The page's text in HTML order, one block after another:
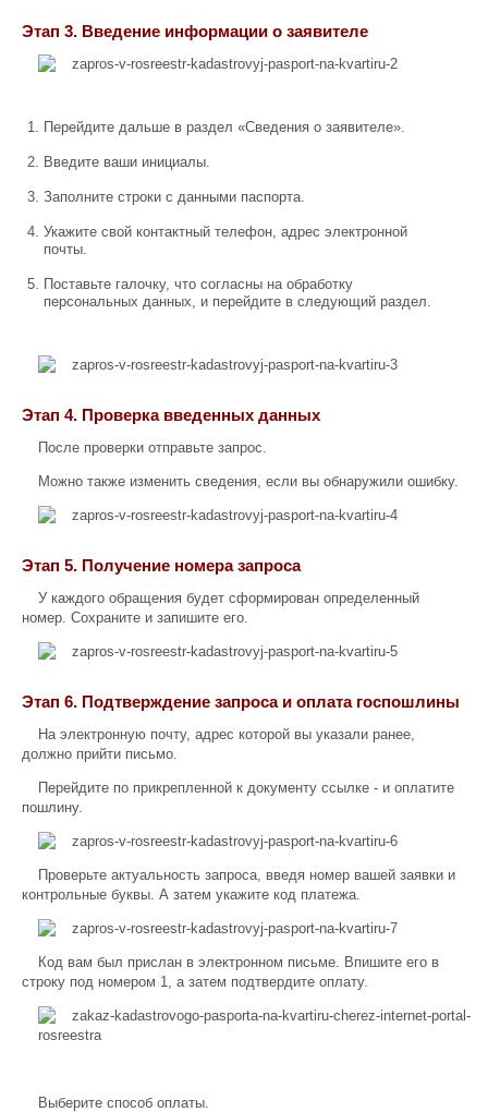
Этап 3. Введение информации о заявителе
Перейдите дальше в раздел «Сведения о заявителе».
Введите ваши инициалы.
Заполните строки с данными паспорта.
Укажите свой контактный телефон, адрес электронной
почты.
Поставьте галочку, что согласны на обработку
персональных данных, и перейдите в следующий раздел.
Этап 4. Проверка введенных данных
После проверки отправьте запрос.
Можно также изменить сведения, если вы обнаружили ошибку.
Этап 5. Получение номера запроса
У каждого обращения будет сформирован определенный
номер. Сохраните и запишите его.
Этап 6. Подтверждение запроса и оплата госпошлины
На электронную почту, адрес которой вы указали ранее,
должно прийти письмо.
Перейдите по прикрепленной к документу ссылке - и оплатите
пошлину.
Проверьте актуальность запроса, введя номер вашей заявки и
контрольные буквы. А затем укажите код платежа.
Код вам был прислан в электронном письме. Впишите его в
строку под номером 1, а затем подтвердите оплату.
Выберите способ оплаты.